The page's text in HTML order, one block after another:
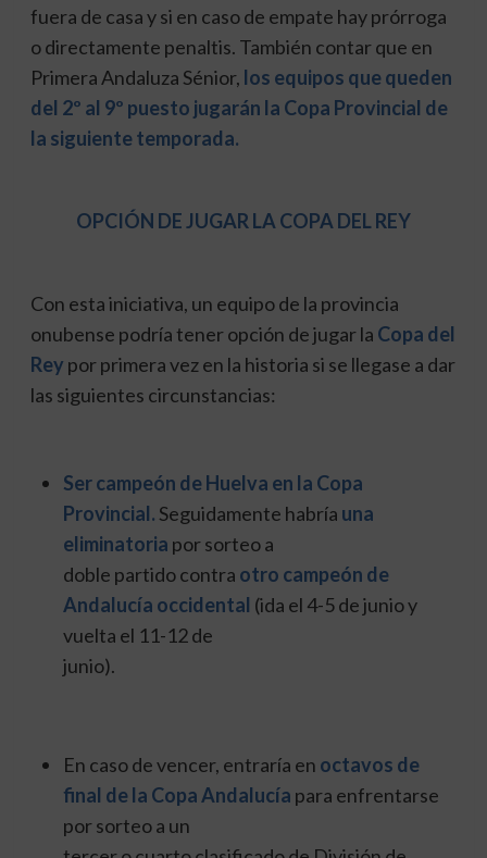
fuera de casa y si en caso de empate hay prórroga
o directamente penaltis. También contar que en
Primera Andaluza Sénior, los equipos que queden
del 2º al 9º puesto jugarán la Copa Provincial de
la siguiente temporada.
OPCIÓN DE JUGAR LA COPA DEL REY
Con esta iniciativa, un equipo de la provincia
onubense podría tener opción de jugar la Copa del
Rey por primera vez en la historia si se llegase a dar
las siguientes circunstancias:
Ser campeón de Huelva en la Copa
Provincial. Seguidamente habría una
eliminatoria por sorteo a
doble partido contra otro campeón de
Andalucía occidental (ida el 4-5 de junio y
vuelta el 11-12 de
junio).
En caso de vencer, entraría en octavos de
final de la Copa Andalucía para enfrentarse
por sorteo a un